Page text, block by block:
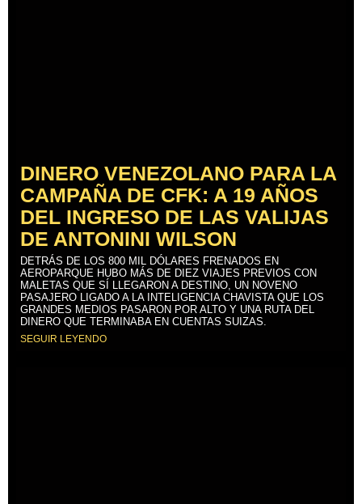
DINERO VENEZOLANO PARA LA
CAMPAÑA DE CFK: A 19 AÑOS
DEL INGRESO DE LAS VALIJAS
DE ANTONINI WILSON
DETRÁS DE LOS 800 MIL DÓLARES FRENADOS EN
AEROPARQUE HUBO MÁS DE DIEZ VIAJES PREVIOS CON
MALETAS QUE SÍ LLEGARON A DESTINO, UN NOVENO
PASAJERO LIGADO A LA INTELIGENCIA CHAVISTA QUE LOS
GRANDES MEDIOS PASARON POR ALTO Y UNA RUTA DEL
DINERO QUE TERMINABA EN CUENTAS SUIZAS.
SEGUIR LEYENDO